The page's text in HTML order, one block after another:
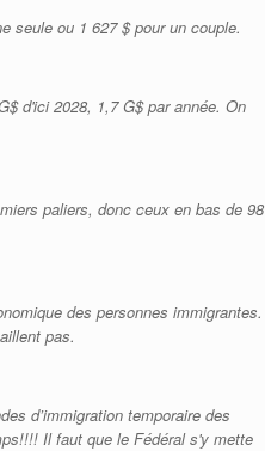
seule ou 1 627 $ pour un couple.
d'ici 2028, 1,7 G$ par année. On
paliers, donc ceux en bas de 98
des personnes immigrantes.
pas.
d’immigration temporaire des
Il faut que le Fédéral s'y mette